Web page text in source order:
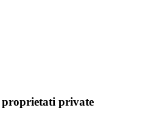
private